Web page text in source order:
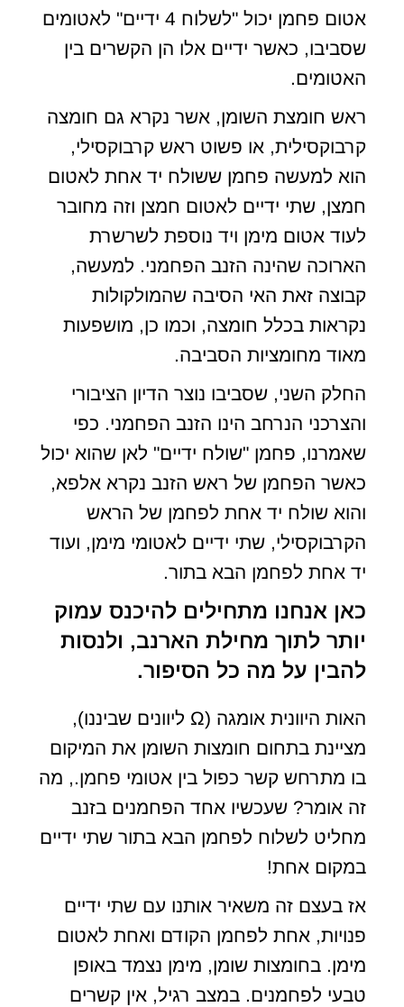
אטום פחמן יכול "לשלוח 4 ידיים" לאטומים
שסביבו, כאשר ידיים אלו הן הקשרים בין
האטומים.
ראש חומצת השומן, אשר נקרא גם חומצה
קרבוקסילית, או פשוט ראש קרבוקסילי,
הוא למעשה פחמן ששולח יד אחת לאטום
חמצן, שתי ידיים לאטום חמצן וזה מחובר
לעוד אטום מימן ויד נוספת לשרשרת
הארוכה שהינה הזנב הפחמני. למעשה,
קבוצה זאת האי הסיבה שהמולקולות
נקראות בכלל חומצה, וכמו כן, מושפעות
מאוד מחומציות הסביבה.
החלק השני, שסביבו נוצר הדיון הציבורי
והצרכני הנרחב הינו הזנב הפחמני. כפי
שאמרנו, פחמן "שולח ידיים" לאן שהוא יכול
כאשר הפחמן של ראש הזנב נקרא אלפא,
והוא שולח יד אחת לפחמן של הראש
הקרבוקסילי, שתי ידיים לאטומי מימן, ועוד
יד אחת לפחמן הבא בתור.
כאן אנחנו מתחילים להיכנס עמוק
יותר לתוך מחילת הארנב, ולנסות
להבין על מה כל הסיפור.
האות היוונית אומגה (Ω ליוונים שביננו),
מציינת בתחום חומצות השומן את המיקום
בו מתרחש קשר כפול בין אטומי פחמן., מה
זה אומר? שעכשיו אחד הפחמנים בזנב
מחליט לשלוח לפחמן הבא בתור שתי ידיים
במקום אחת!
אז בעצם זה משאיר אותנו עם שתי ידיים
פנויות, אחת לפחמן הקודם ואחת לאטום
מימן. בחומצות שומן, מימן נצמד באופן
טבעי לפחמנים. במצב רגיל, אין קשרים